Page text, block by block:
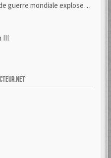
mondiale explosent dans des champs.
III